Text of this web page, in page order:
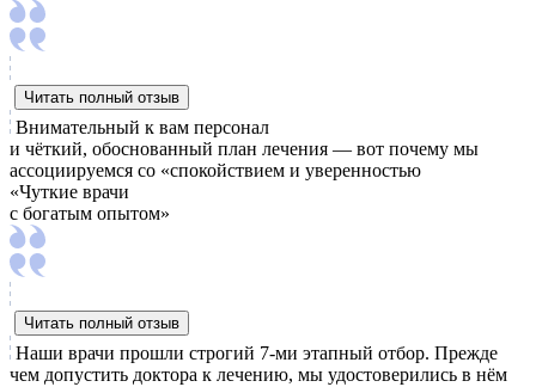
Читать полный отзыв
Внимательный к вам персонал
и чёткий, обоснованный план лечения — вот почему мы
ассоциируемся со «спокойствием и уверенностью
«Чуткие врачи
с богатым опытом»
Читать полный отзыв
Наши врачи прошли строгий 7-ми этапный отбор. Прежде
чем допустить доктора к лечению, мы удостоверились в нём